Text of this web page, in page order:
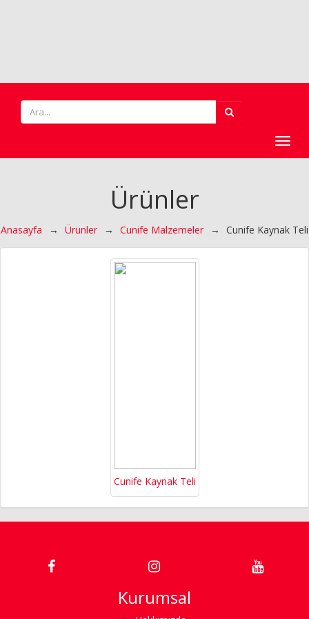
Ürünler
Anasayfa → Ürünler → Cunife Malzemeler → Cunife Kaynak Teli
Cunife Kaynak Teli
Kurumsal